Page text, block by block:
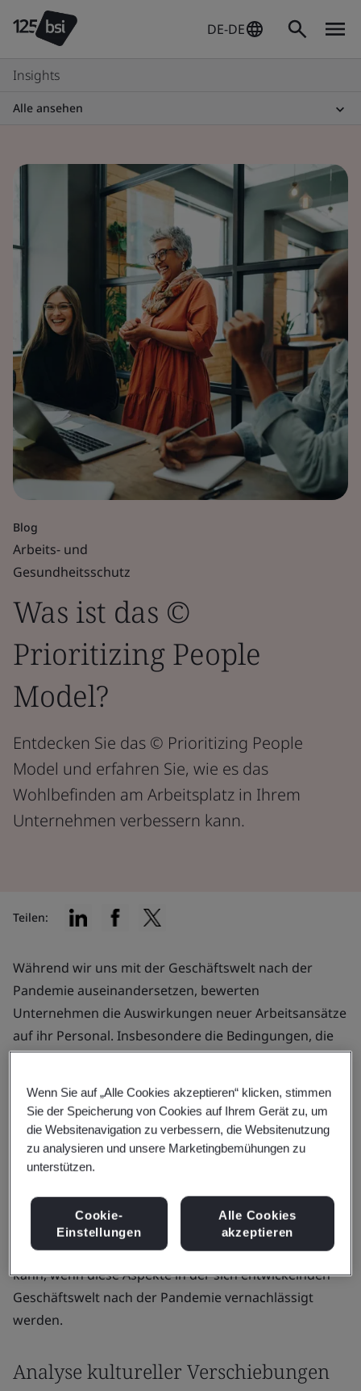
DE-DE
Insights
Alle ansehen
Blog
Arbeits- und
Gesundheitsschutz
Was ist das ©
Prioritizing People
Model?
Entdecken Sie das © Prioritizing People
Model und erfahren Sie, wie es das
Wohlbefinden am Arbeitsplatz in Ihrem
Unternehmen verbessern kann.
Während wir uns mit der Geschäftswelt nach der
Pandemie auseinandersetzen, bewerten
Unternehmen die Auswirkungen neuer Arbeitsansätze
auf ihr Personal. Insbesondere die Bedingungen, die
für Unternehmen notwendig sind, um erfolgreich zu
In diesem Artikel untersucht Kate Field, globale
Leiterin für Gesundheit, Sicherheit und Wohlbefinden
bei BSI, wie Ihr Unternehmen die Aufrechterhaltung
Vorteile sich aus einem integrativeren und
gemeinschaftsorientierteren Ansatz für Ihr Personal
ergeben und welche potenziellen Folgen es haben
kann, wenn diese Aspekte in der sich entwickelnden
Geschäftswelt nach der Pandemie vernachlässigt
werden.
Analyse kultureller Verschiebungen
Teilen:
Wenn Sie auf „Alle Cookies akzeptieren“ klicken, stimmen
Sie der Speicherung von Cookies auf Ihrem Gerät zu, um
die Websitenavigation zu verbessern, die Websitenutzung
zu analysieren und unsere Marketingbemühungen zu
unterstützen.
Cookie-
Einstellungen
Alle Cookies
akzeptieren